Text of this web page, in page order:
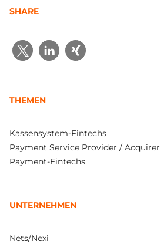
SHARE
THEMEN
Kassensystem-Fintechs
Payment Service Provider / Acquirer
Payment-Fintechs
UNTERNEHMEN
Nets/Nexi